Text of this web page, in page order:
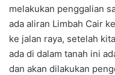
melakukan penggalian
ada aliran Limbah Cair
ke jalan raya, setelah
ada di dalam tanah ini
dan akan dilakukan